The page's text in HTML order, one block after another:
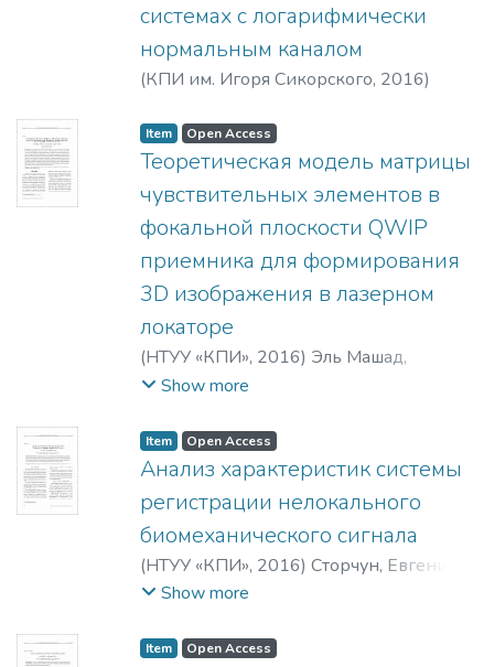
системах с логарифмически
нормальным каналом
(КПИ им. Игоря Сикорского, 2016)
Item Open Access
Теоретическая модель матрицы
чувствительных элементов в
фокальной плоскости QWIP
приемника для формирования
3D изображения в лазерном
локаторе
(НТУУ «КПИ», 2016) Эль Машад,
Мохамед Б.;Абуэльэз, Ахмед ас-Саид
Ahmed Elsayed
Show more
Item Open Access
Анализ характеристик системы
регистрации нелокального
биомеханического сигнала
(НТУУ «КПИ», 2016) Сторчун, Евгений
Владимирович
Show more
Item Open Access